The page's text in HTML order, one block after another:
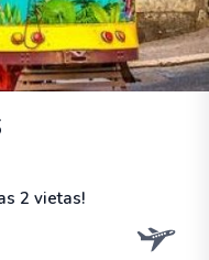
2 vietas!